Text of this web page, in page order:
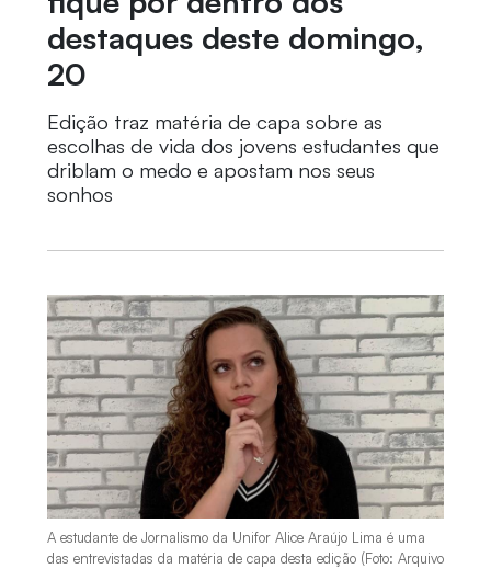
destaques deste domingo,
20
Edição traz matéria de capa sobre as
escolhas de vida dos jovens estudantes que
driblam o medo e apostam nos seus
sonhos
A estudante de Jornalismo da Unifor Alice Araújo Lima é uma
das entrevistadas da matéria de capa desta edição (Foto: Arquivo